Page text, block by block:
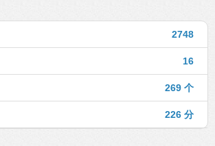
2748
16
269 个
226 分